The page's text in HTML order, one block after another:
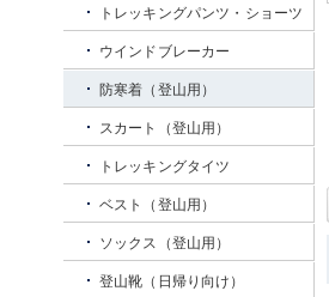
トレッキングパンツ・ショーツ
ウインドブレーカー
防寒着（登山用）
スカート（登山用）
トレッキングタイツ
ベスト（登山用）
ソックス（登山用）
登山靴（日帰り向け）